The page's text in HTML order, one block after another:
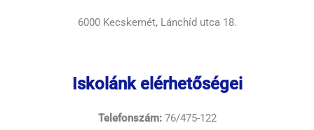
6000 Kecskemét, Lánchíd utca 18.
Iskolánk elérhetőségei
Telefonszám:76/475-122